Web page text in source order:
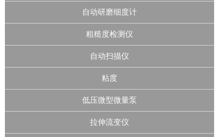
自动研磨细度计
粗糙度检测仪
自动扫描仪
粘度
低压微型微量泵
拉伸流变仪